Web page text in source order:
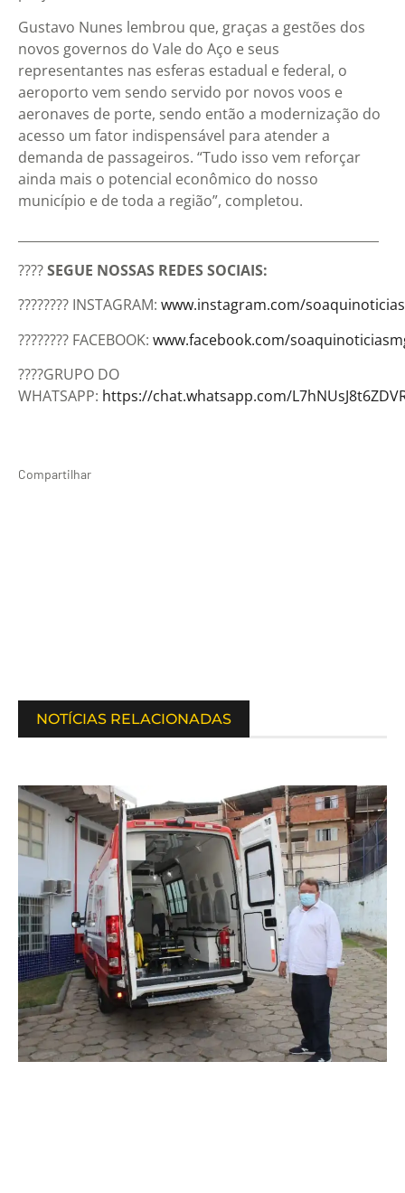
Gustavo Nunes lembrou que, graças a gestões dos
novos governos do Vale do Aço e seus
representantes nas esferas estadual e federal, o
aeroporto vem sendo servido por novos voos e
aeronaves de porte, sendo então a modernização do
acesso um fator indispensável para atender a
demanda de passageiros. “Tudo isso vem reforçar
ainda mais o potencial econômico do nosso
município e de toda a região”, completou.
????SEGUE NOSSAS REDES SOCIAIS:
???????? INSTAGRAM: www.instagram.com/
???????? FACEBOOK: www.facebook.com/
????️GRUPO DO
WHATSAPP: https://chat.whatsapp.com/
Compartilhar
NOTÍCIAS RELACIONADAS